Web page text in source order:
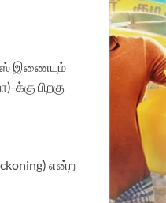
இணையும்
க்கு பிறகு
என்ற